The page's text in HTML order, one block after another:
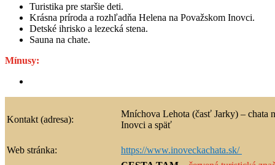
Turistika pre staršie deti.
Krásna príroda a rozhľadňa Helena na Považskom Inovci.
Detské ihrisko a lezecká stena.
Sauna na chate.
Mínusy:
Kontakt (adresa):
Mníchova Lehota (časť Jarky) – chata
Inovci a späť
Web stránka:
https://www.inoveckachata.sk/